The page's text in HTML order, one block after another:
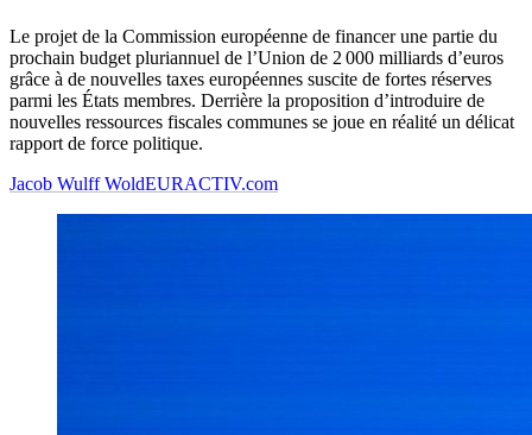
Le projet de la Commission européenne de financer une partie du
prochain budget pluriannuel de l’Union de 2 000 milliards d’euros
grâce à de nouvelles taxes européennes suscite de fortes réserves
parmi les États membres. Derrière la proposition d’introduire de
nouvelles ressources fiscales communes se joue en réalité un délicat
rapport de force politique.
Jacob Wulff WoldEURACTIV.com